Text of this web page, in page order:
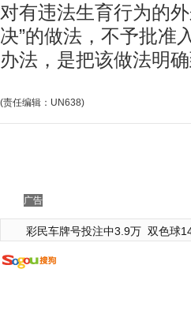
对有违法生育行为的
决”的做法，不予批准
办法，是把该做法明
(责任编辑：UN638)
广告
彩民车牌号投注中3.9万 双色球